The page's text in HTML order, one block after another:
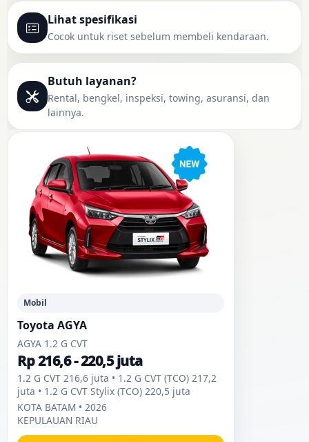
Lihat spesifikasi
Cocok untuk riset sebelum membeli kendaraan.
Butuh layanan?
Rental, bengkel, inspeksi, towing, asuransi, dan
lainnya.
Mobil
Toyota AGYA
AGYA 1.2 G CVT
Rp 216,6 - 220,5 juta
1.2 G CVT 216,6 juta • 1.2 G CVT (TCO) 217,2
juta • 1.2 G CVT Stylix (TCO) 220,5 juta
KOTA BATAM • 2026
KEPULAUAN RIAU